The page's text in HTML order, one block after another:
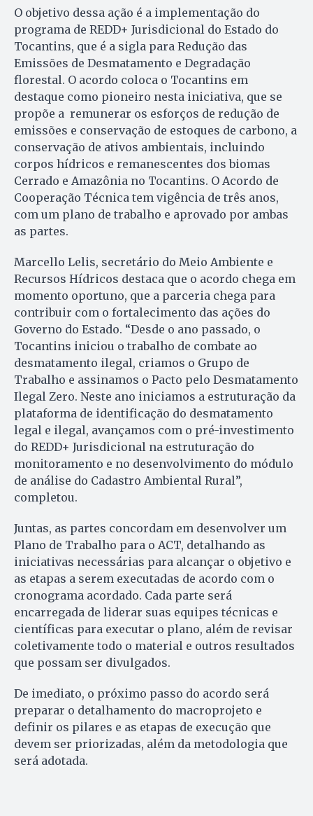
O objetivo dessa ação é a implementação do
programa de REDD+ Jurisdicional do Estado do
Tocantins, que é a sigla para Redução das
Emissões de Desmatamento e Degradação
florestal. O acordo coloca o Tocantins em
destaque como pioneiro nesta iniciativa, que se
propõe a remunerar os esforços de redução de
emissões e conservação de estoques de carbono, a
conservação de ativos ambientais, incluindo
corpos hídricos e remanescentes dos biomas
Cerrado e Amazônia no Tocantins. O Acordo de
Cooperação Técnica tem vigência de três anos,
com um plano de trabalho e aprovado por ambas
as partes.
Marcello Lelis, secretário do Meio Ambiente e
Recursos Hídricos destaca que o acordo chega em
momento oportuno, que a parceria chega para
contribuir com o fortalecimento das ações do
Governo do Estado. “Desde o ano passado, o
Tocantins iniciou o trabalho de combate ao
desmatamento ilegal, criamos o Grupo de
Trabalho e assinamos o Pacto pelo Desmatamento
Ilegal Zero. Neste ano iniciamos a estruturação da
plataforma de identificação do desmatamento
legal e ilegal, avançamos com o pré-investimento
do REDD+ Jurisdicional na estruturação do
monitoramento e no desenvolvimento do módulo
de análise do Cadastro Ambiental Rural”,
completou.
Juntas, as partes concordam em desenvolver um
Plano de Trabalho para o ACT, detalhando as
iniciativas necessárias para alcançar o objetivo e
as etapas a serem executadas de acordo com o
cronograma acordado. Cada parte será
encarregada de liderar suas equipes técnicas e
científicas para executar o plano, além de revisar
coletivamente todo o material e outros resultados
que possam ser divulgados.
De imediato, o próximo passo do acordo será
preparar o detalhamento do macroprojeto e
definir os pilares e as etapas de execução que
devem ser priorizadas, além da metodologia que
será adotada.